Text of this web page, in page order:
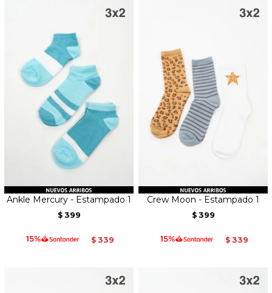
Ankle Mercury - Estampado 1
$ 399
$ 339
Crew Moon - Estampado 1
$ 399
$ 339